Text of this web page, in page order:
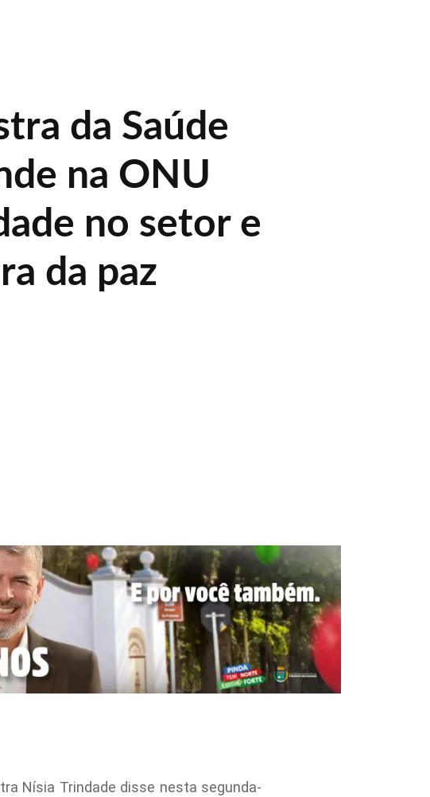
da Saúde
na ONU
no setor e
da paz
Nísia Trindade disse nesta segunda-